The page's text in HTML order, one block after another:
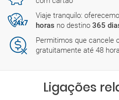
Viaje tranquilo:
horas no destino 365
Permitimos que cancele
gratuitamente até 48
Ligações